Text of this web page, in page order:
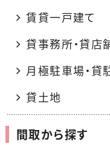
賃貸一戸建て
貸事務所・貸店
月極駐車場・貸
貸土地
間取から探す